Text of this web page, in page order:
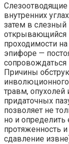
Слезоотводящие
внутренних
затем в
открывающийся
проходимости
эпифоре —
Причины
травм, опухолей
придаточных
позволяет не
но и
протяженность и
сдавление